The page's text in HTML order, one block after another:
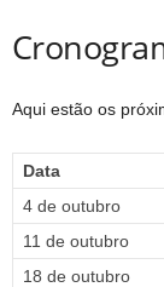
Aqui estão os
Data
4 de outubro
11 de outubro
18 de outubro